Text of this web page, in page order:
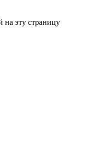
на эту страницу